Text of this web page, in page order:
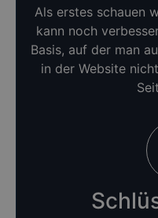
Als erstes schauen
kann noch
Basis, auf der man
in der Website